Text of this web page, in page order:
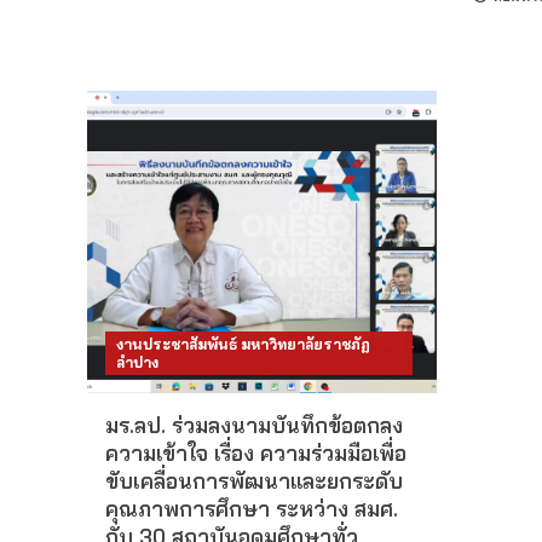
งานประชาสัมพันธ์ มหาวิทยาลัยราชภัฏ
ลำปาง
มร.ลป. ร่วมลงนามบันทึกข้อตกลง
ความเข้าใจ เรื่อง ความร่วมมือเพื่อ
ขับเคลื่อนการพัฒนาและยกระดับ
คุณภาพการศึกษา ระหว่าง สมศ.
กับ 30 สถาบันอุดมศึกษาทั่ว